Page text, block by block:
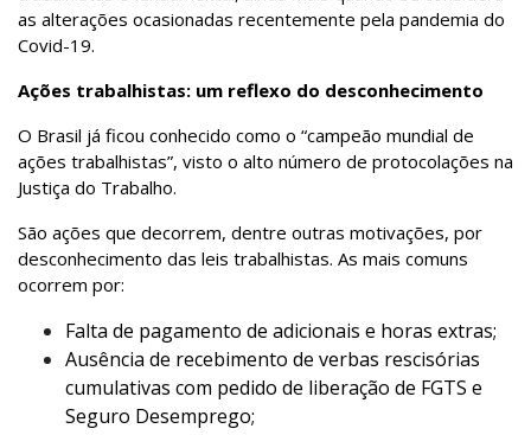
as alterações ocasionadas recentemente pela pandemia do
Covid-19.
Ações trabalhistas: um reflexo do desconhecimento
O Brasil já ficou conhecido como o “campeão mundial de
ações trabalhistas”, visto o alto número de protocolações na
Justiça do Trabalho.
São ações que decorrem, dentre outras motivações, por
desconhecimento das leis trabalhistas. As mais comuns
ocorrem por:
Falta de pagamento de adicionais e horas extras;
Ausência de recebimento de verbas rescisórias
cumulativas com pedido de liberação de FGTS e
Seguro Desemprego;